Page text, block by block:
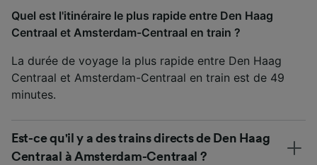
Quel est l'itinéraire le plus rapide entre Den Haag
Centraal et Amsterdam-Centraal en train ?
La durée de voyage la plus rapide entre Den Haag
Centraal et Amsterdam-Centraal en train est de 49
minutes.
Est-ce qu'il y a des trains directs de Den Haag
Centraal à Amsterdam-Centraal ?